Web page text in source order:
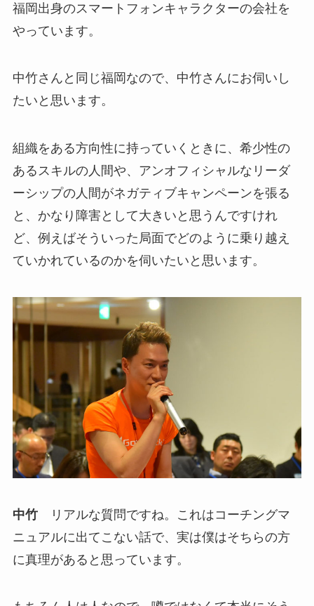
福岡出身のスマートフォンキャラクターの会社を
やっています。
中竹さんと同じ福岡なので、中竹さんにお伺いし
たいと思います。
組織をある方向性に持っていくときに、希少性の
あるスキルの人間や、アンオフィシャルなリーダ
ーシップの人間がネガティブキャンペーンを張る
と、かなり障害として大きいと思うんですけれ
ど、例えばそういった局面でどのように乗り越え
ていかれているのかを伺いたいと思います。
中竹リアルな質問ですね。これはコーチングマ
ニュアルに出てこない話で、実は僕はそちらの方
に真理があると思っています。